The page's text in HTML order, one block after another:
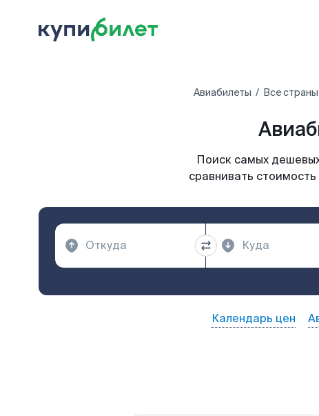
Авиабилеты Все
Поиск самых
сравнивать
Календарь цен